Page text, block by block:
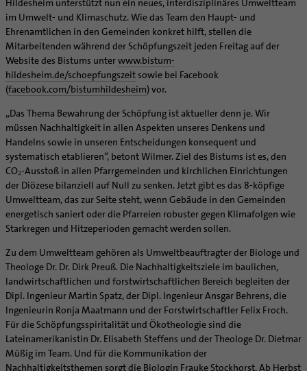
Ehe - Familie - Geschlechtergerechtigkeit
Kategoriale und Diakonale Seelsorge
Notfall
Polizei- und Feuerwehr
Schule
Gefängnisseelsorge
Segensorte
Veranstaltungen
Supervision
Coaching
Aufbrüche in der Kirche
Ehrenamtliche
KirchenZeitung online
Verwaltungsbeauftragte / Verwaltungsleitungen in
Pfarrgemeinden
Hildesheim unterstützt nun ein neues, interdisziplinäres Umweltteam
im Umwelt- und Klimaschutz. Wie das Team den Haupt- und
Ehrenamtlichen in den Gemeinden konkret hilft, stellen die
Mitarbeitenden während der Schöpfungszeit jeden Freitag auf der
Website des Bistums unterwww.bistum-
hildesheim.de/schoepfungszeit sowie bei Facebook
(facebook.com/bistumhildesheim) vor.
„Das Thema Bewahrung der Schöpfung ist aktueller denn je. Wir
müssen Nachhaltigkeit in allen Aspekten unseres Denkens und
Handelns sowie in unseren Entscheidungen konsequent und
systematisch etablieren“, betont Wilmer. Ziel des Bistums ist es, den
CO₂-Ausstoß in allen Pfarrgemeinden und kirchlichen Einrichtungen
der Diözese bilanziell auf Null zu senken. Jetzt gibt es das 8-köpfige
Umweltteam, das zur Seite steht, wenn Gebäude in den Gemeinden
energetisch saniert oder die Pfarreien robuster gegen Klimafolgen wie
Starkregen und Hitzeperioden gemacht werden sollen.
Zu dem Umweltteam gehören als Umweltbeauftragter der Biologe und
Theologe Dr. Dr. Dirk Preuß. Die Nachhaltigkeitsziele im baulichen,
landwirtschaftlichen und forstwirtschaftlichen Bereich begleiten der
Dipl. Ingenieur Martin Spatz, der Dipl. Ingenieur Ansgar Behrens, die
Ingenieurin Ronja Maatmann und der Forstwirtschaftler Felix Froch.
Für die Schöpfungsspiritalität und Ökotheologie sind die
Lateinamerikanistin Dr. Elisabeth Steffens und der Theologe Dr. Dietmar
Müßig im Team. Und für die Kommunikation der
Nachhaltigkeitsthemen sorgt die Biologin Frauke Stockhorst. Ab Herbst